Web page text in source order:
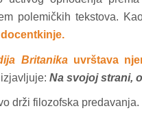
polemičkih tekstova.
Britanika uvrštava
Na svojoj strani,
drži filozofska